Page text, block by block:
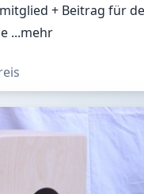
+ Beitrag für
...mehr